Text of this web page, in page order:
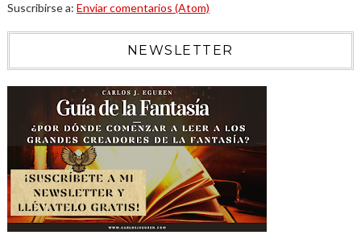
Suscribirse a: Enviar comentarios (Atom)
NEWSLETTER